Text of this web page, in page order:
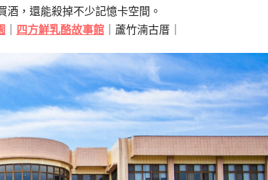
酒，還能殺掉不少記憶卡空間。
四方鮮乳酪故事館｜蘆竹湳古厝｜